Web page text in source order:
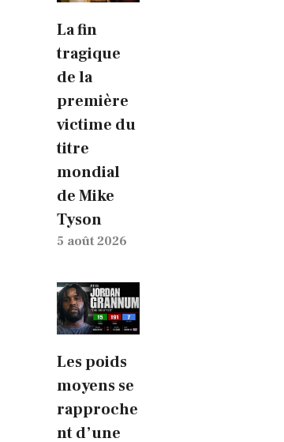
La fin
tragique
de la
première
victime du
titre
mondial
de Mike
Tyson
5 août 2026
Les poids
moyens se
rapproche
nt d’une